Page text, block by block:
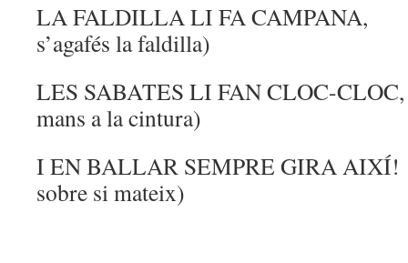
LA FALDILLA LI FA
s’agafés la faldilla)
LES SABATES LI FAN CLOC-
mans a la cintura)
I EN BALLAR SEMPRE GIRA
sobre si mateix)